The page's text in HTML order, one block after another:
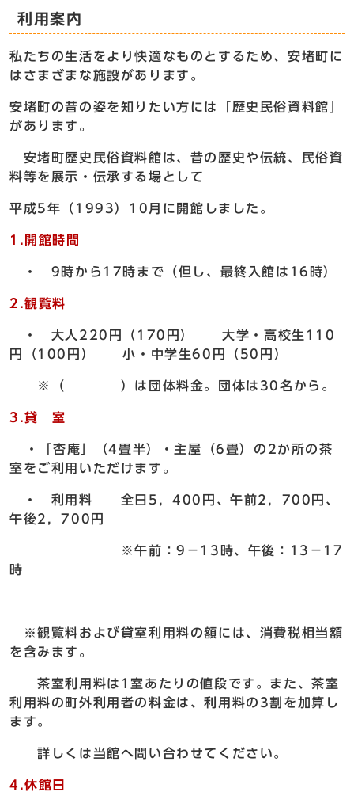
利用案内
私たちの生活をより快適なものとするため、安堵町に
はさまざまな施設があります。
安堵町の昔の姿を知りたい方には「歴史民俗資料館」
があります。
安堵町歴史民俗資料館は、昔の歴史や伝統、民俗資
料等を展示・伝承する場として
平成5年（1993）10月に開館しました。
1.開館時間
・ 9時から17時まで（但し、最終入館は16時）
2.観覧料
・ 大人220円（170円） 大学・高校生110
円（100円） 小・中学生60円（50円）
※（ ）は団体料金。団体は30名から。
3.貸 室
・「杏庵」（4畳半）・主屋（6畳）の2か所の茶
室をご利用いただけます。
・ 利用料 全日5，400円、午前2，700円、
午後2，700円
※午前：9－13時、午後：13－17
時
※観覧料および貸室利用料の額には、消費税相当額
を含みます。
茶室利用料は1室あたりの値段です。また、茶室
利用料の町外利用者の料金は、利用料の3割を加算し
ます。
詳しくは当館へ問い合わせてください。
4.休館日